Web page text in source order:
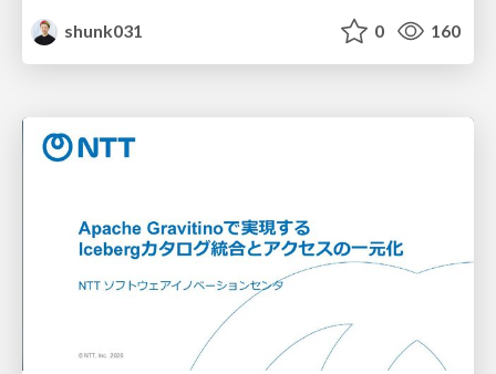
shunk031
0 160